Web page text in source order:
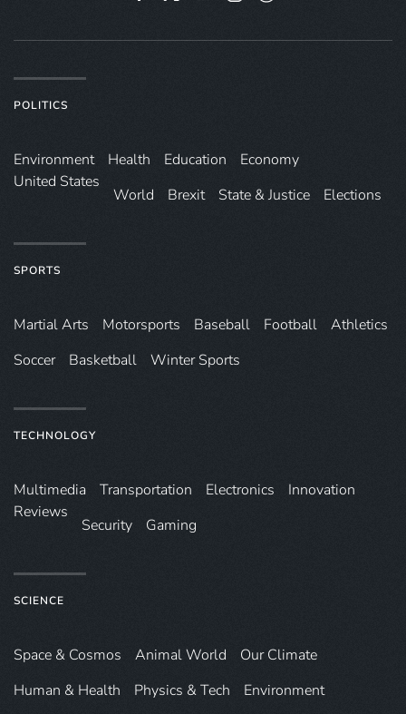
POLITICS
Environ­ment Health Education
Economy
United States
World Brexit State & Justice Elections
SPORTS
Martial Arts Motorsports Baseball Football
Athletics
Soccer
Basketball Winter Sports
TECHNOLOGY
Multimedia Transportation Electronics
Innovation
Reviews
Security Gaming
SCIENCE
Space & Cosmos Animal World
Our Climate
Human & Health
Physics & Tech
Environment